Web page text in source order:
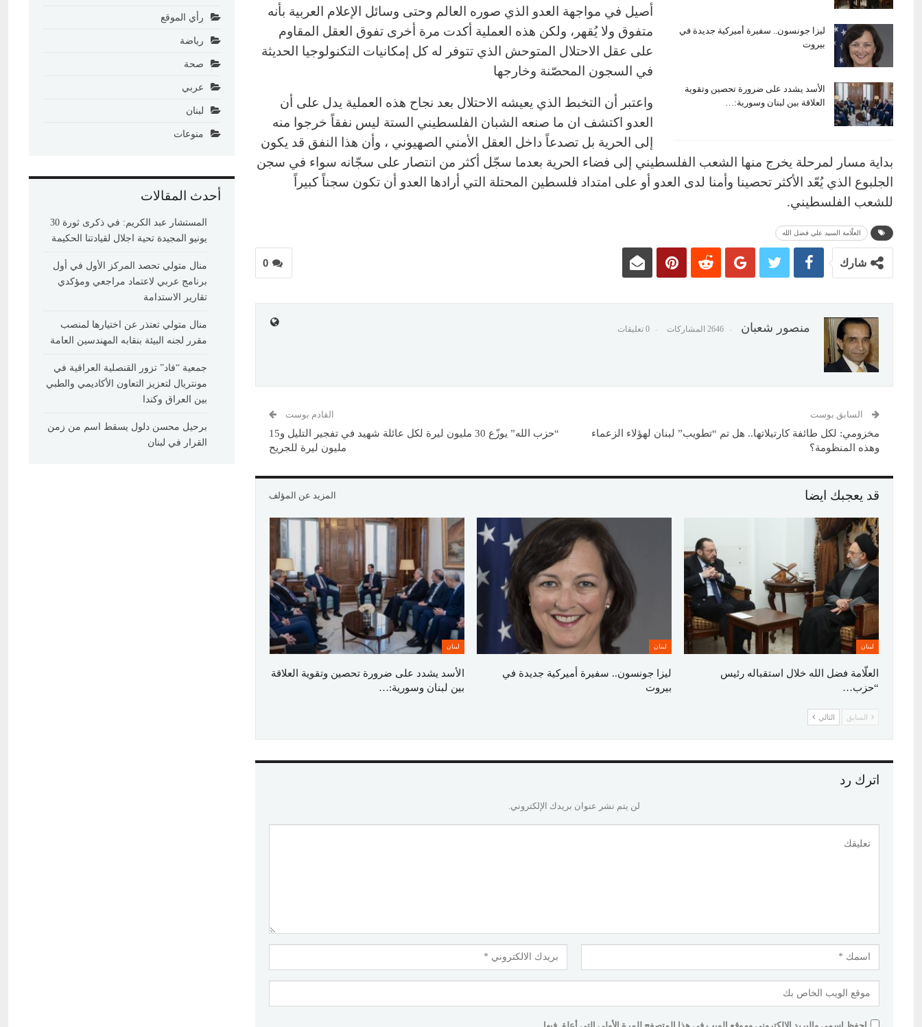
ليزا جونسون.. سفيرة أميركية جديدة في
بيروت
الأسد يشدد على ضرورة تحصين وتقوية
العلاقة بين لبنان وسورية:…
أصيل في مواجهة العدو الذي صوره العالم وحتى وسائل الإعلام العربية بأنه
متفوق ولا يُقهر، ولكن هذه العملية أكدت مرة أخرى تفوق العقل المقاوم
على عقل الاحتلال المتوحش الذي تتوفر له كل إمكانيات التكنولوجيا الحديثة
في السجون المحصّنة وخارجها
واعتبر أن التخبط الذي يعيشه الاحتلال بعد نجاح هذه العملية يدل على أن
العدو اكتشف ان ما صنعه الشبان الفلسطيني الستة ليس نفقاً خرجوا منه
إلى الحرية بل تصدعاً داخل العقل الأمني الصهيوني ، وأن هذا النفق قد يكون
بداية مسار لمرحلة يخرج منها الشعب الفلسطيني إلى فضاء الحرية بعدما سجّل أكثر من انتصار على سجّانه سواء في سجن
الجلبوع الذي يُعّد الأكثر تحصينا وأمنا لدى العدو أو على امتداد فلسطين المحتلة التي أرادها العدو أن تكون سجناً كبيراً
للشعب الفلسطيني.
العلّامة السيد علي فضل الله
0 شارك
منصور شعبان 2646 المشاركات 0 تعليقات
السابق بوست
مخزومي: لكل طائفة كارتيلاتها.. هل تم “تطويب” لبنان لهؤلاء الزعماء
وهذه المنظومة؟
القادم بوست
“حزب الله” يوزّع 30 مليون ليرة لكل عائلة شهيد في تفجير التليل و15
مليون ليرة للجريح
قد يعجبك ايضا المزيد عن المؤلف
لبنان
العلّامة فضل الله خلال استقباله رئيس
“حزب…
لبنان
ليزا جونسون.. سفيرة أميركية جديدة في
بيروت
لبنان
الأسد يشدد على ضرورة تحصين وتقوية العلاقة
بين لبنان وسورية:…
السابق التالي
اترك رد
لن يتم نشر عنوان بريدك الإلكتروني.
رأي الموقع
رياضة
صحة
عربي
لبنان
منوعات
أحدث المقالات
المستشار عبد الكريم: في ذكرى ثورة 30
يونيو المجيدة تحية اجلال لقيادتنا الحكيمة
منال متولي تحصد المركز الأول في أول
برنامج عربي لاعتماد مراجعي ومؤكدي
تقارير الاستدامة
منال متولي تعتذر عن اختيارها لمنصب
مقرر لجنه البيئة بنقابه المهندسين العامة
جمعية “فاد” تزور القنصلية العراقية في
مونتريال لتعزيز التعاون الأكاديمي والطبي
بين العراق وكندا
برحيل محسن دلول يسقط اسم من زمن
القرار في لبنان